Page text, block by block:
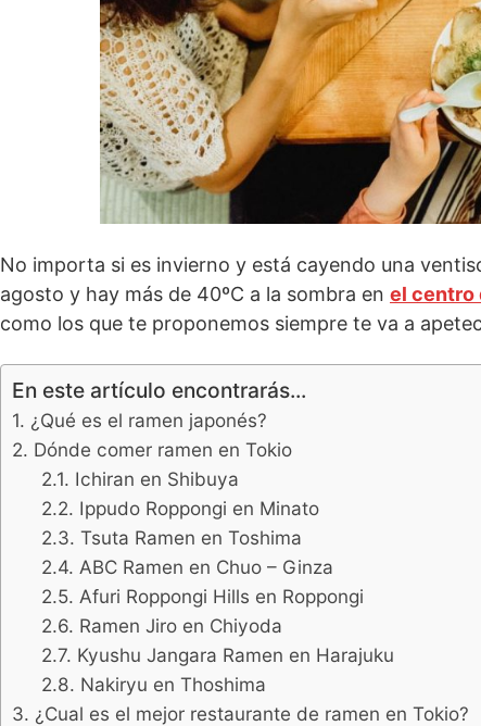
No importa si es invierno y está cayendo una
agosto y hay más de 40ºC a la sombra en el centro
como los que te proponemos siempre te va a
En este artículo encontrarás...
¿Qué es el ramen japonés?
Dónde comer ramen en Tokio
Ichiran en Shibuya
Ippudo Roppongi en Minato
Tsuta Ramen en Toshima
ABC Ramen en Chuo – Ginza
Afuri Roppongi Hills en Roppongi
Ramen Jiro en Chiyoda
Kyushu Jangara Ramen en Harajuku
Nakiryu en Thoshima
¿Cual es el mejor restaurante de ramen en Tokio?